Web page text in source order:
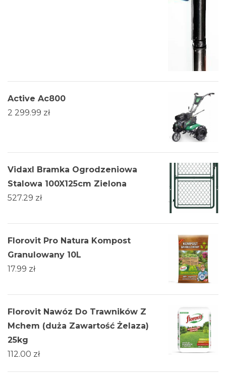
Active Ac800
2 299.99 zł
Vidaxl Bramka Ogrodzeniowa
Stalowa 100X125cm Zielona
527.29 zł
Florovit Pro Natura Kompost
Granulowany 10L
17.99 zł
Florovit Nawóz Do Trawników Z
Mchem (duża Zawartość Żelaza)
25kg
112.00 zł